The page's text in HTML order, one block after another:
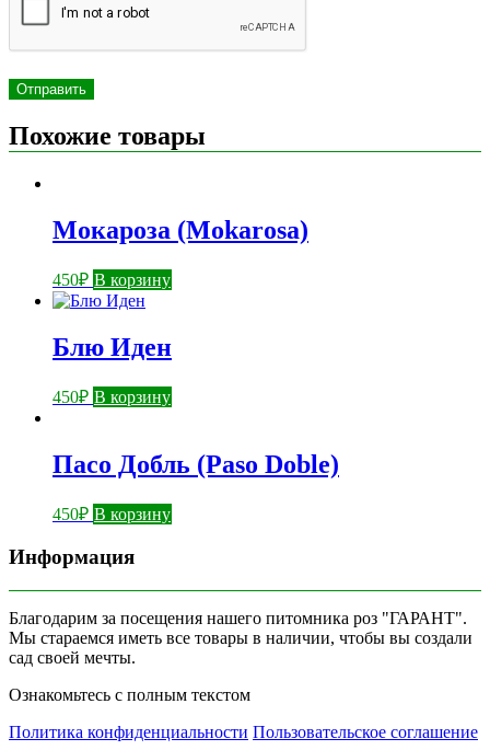
Похожие товары
Мокароза (Mokarosa)
450₽ В корзину
Блю Иден
450₽ В корзину
Пасо Добль (Paso Doble)
450₽ В корзину
Информация
Благодарим за посещения нашего питомника роз "ГАРАНТ".
Мы стараемся иметь все товары в наличии, чтобы вы создали
сад своей мечты.
Ознакомьтесь с полным текстом
Политика конфиденциальности Пользовательское соглашение